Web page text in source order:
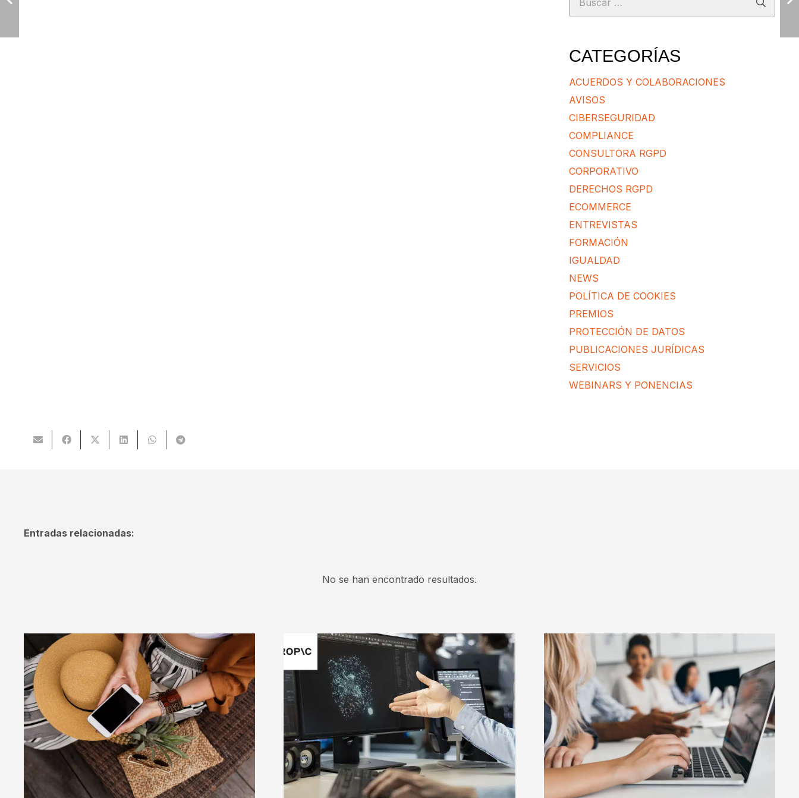
CATEGORÍAS
ACUERDOS Y COLABORACIONES
AVISOS
CIBERSEGURIDAD
COMPLIANCE
CONSULTORA RGPD
CORPORATIVO
DERECHOS RGPD
ECOMMERCE
ENTREVISTAS
FORMACIÓN
IGUALDAD
NEWS
POLÍTICA DE COOKIES
PREMIOS
PROTECCIÓN DE DATOS
PUBLICACIONES JURÍDICAS
SERVICIOS
WEBINARS Y PONENCIAS
Entradas relacionadas:
No se han encontrado resultados.